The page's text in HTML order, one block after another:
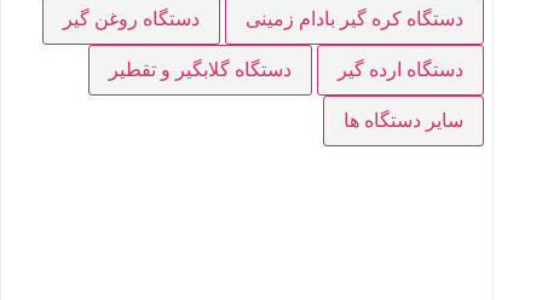
دستگاه کره گیر بادام زمینی دستگاه روغن گیر
دستگاه ارده گیر دستگاه گلابگیر و تقطیر
سایر دستگاه ها